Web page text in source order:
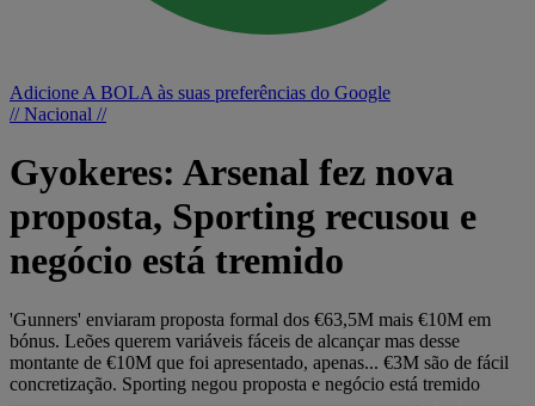
Adicione A BOLA às suas preferências do Google
// Nacional //
Gyokeres: Arsenal fez nova
proposta, Sporting recusou e
negócio está tremido
'Gunners' enviaram proposta formal dos €63,5M mais €10M em
bónus. Leões querem variáveis fáceis de alcançar mas desse
montante de €10M que foi apresentado, apenas... €3M são de fácil
concretização. Sporting negou proposta e negócio está tremido